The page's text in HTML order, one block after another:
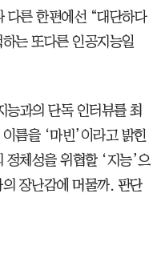
다른 한편에선 “대단하다
는 또다른 인공지능일
능과의 단독 인터뷰를 최
름을 ‘마빈’이라고 밝힌
정체성을 위협할 ‘지능’으
장난감에 머물까. 판단